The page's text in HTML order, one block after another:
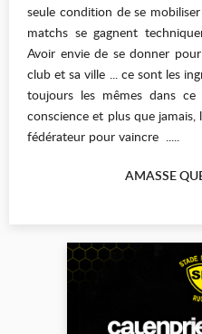
seule condition de se
matchs se gagnent
Avoir envie de se donner
club et sa ville ... ce sont les
toujours les mêmes dans
conscience et plus que
fédérateur pour vaincre .....
AMASSE